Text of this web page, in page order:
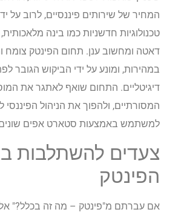
המחיר של שירותים פיננסיים, לרוב על ידי
טכנולוגיות חדשניות כמו בינה מלאכותית,
דאטה ומחשוב ענן. תחום הפינטק צומח
במהירות, ומונע על ידי הביקוש הגובר
דיגיטליים. התחום שואף לאתגר את
המסורתיים, ולהפוך את הניהול הפיננסי
למשתמש באמצעות סטארט אפים שונים.
צעדים להשתלבות
הפינטק
אם עברתם מ"פינטק – מה זה בכלל?" אל